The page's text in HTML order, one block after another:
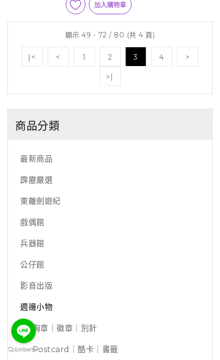
加入購物車
顯示 49 - 72 / 80 (共 4 頁)
|< < 1 2 3 4 >
>|
商品分類
最新商品
霹靂嚴選
東離劍遊紀
戲偶館
兵器館
公仔館
影音出版
週邊小物
- 胸章｜徽章｜別針
- Postcard｜酷卡｜書籤